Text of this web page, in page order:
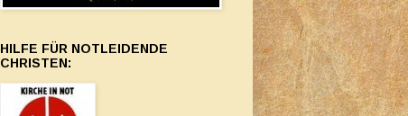
HILFE FÜR NOTLEIDENDE
CHRISTEN: